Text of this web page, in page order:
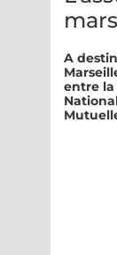
A
entre la